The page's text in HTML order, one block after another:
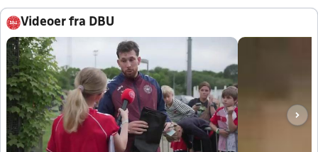
Videoer fra DBU